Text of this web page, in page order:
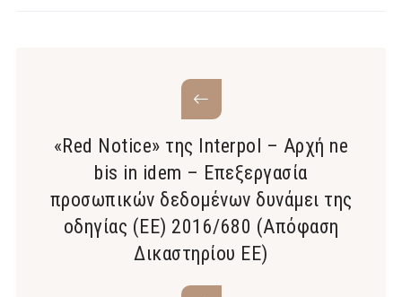
«Red Notice» της Interpol – Αρχή ne
bis in idem – Επεξεργασία
προσωπικών δεδομένων δυνάμει της
οδηγίας (ΕΕ) 2016/680 (Απόφαση
Δικαστηρίου ΕΕ)